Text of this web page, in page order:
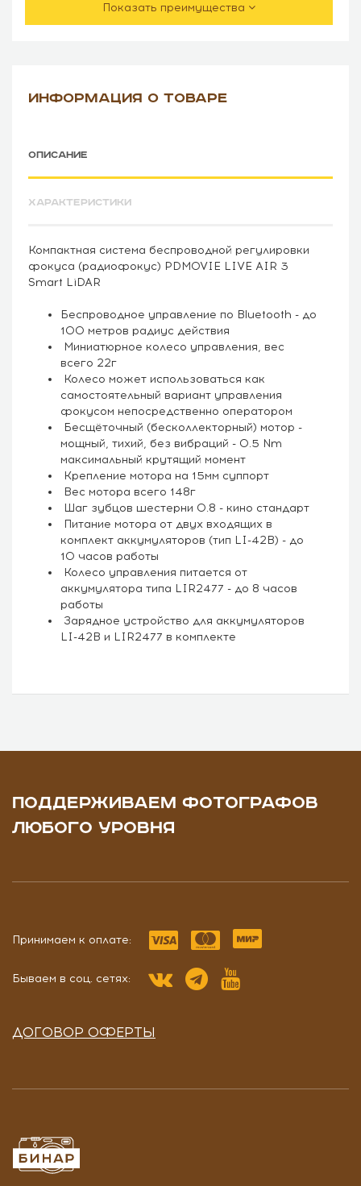
Показать преимущества
ИНФОРМАЦИЯ О ТОВАРЕ
ОПИСАНИЕ
ХАРАКТЕРИСТИКИ
Компактная система беспроводной регулировки
фокуса (радиофокус) PDMOVIE LIVE AIR 3
Smart LiDAR
Беспроводное управление по Bluetooth - до
100 метров радиус действия
Миниатюрное колесо управления, вес
всего 22г
Колесо может использоваться как
самостоятельный вариант управления
фокусом непосредственно оператором
Бесщёточный (бесколлекторный) мотор -
мощный, тихий, без вибраций - 0.5 Nm
максимальный крутящий момент
Крепление мотора на 15мм суппорт
Вес мотора всего 148г
Шаг зубцов шестерни 0.8 - кино стандарт
Питание мотора от двух входящих в
комплект аккумуляторов (тип LI-42B) - до
10 часов работы
Колесо управления питается от
аккумулятора типа LIR2477 - до 8 часов
работы
Зарядное устройство для аккумуляторов
LI-42B и LIR2477 в комплекте
ПОДДЕРЖИВАЕМ ФОТОГРАФОВ
ЛЮБОГО УРОВНЯ
Принимаем к оплате:
Бываем в соц. сетях:
ДОГОВОР ОФЕРТЫ